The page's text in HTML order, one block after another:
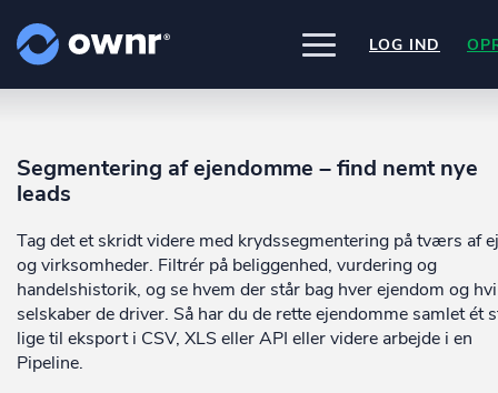
PRODUKTER
ownr Insights
ownr Ajour
Hold dig opdateret og compliant
ownr Pipeline
Sæt strøm til dit nysalg
Bygnings- og Boligregisteret
Geodatastyrelsen
Vurderingsstyrelsen
Danmarks adresser
Mange flere på vej
INTEGRATIONER
Pipedrive
Kommer snart
ownr API
Kun fantasien sætter grænsen
Data i begge retninger
Ownr opdatere ikke bare dine
systemer, vi giver dig også
arbejde med dine kunder i vores
innovative produkter somPipeline
Ajour.
PRISER
OM OWNR
LOG IND
Segmentering af ejendomme – find nemt nye
leads
Tag det et skridt videre med krydssegmentering på tværs af
og virksomheder. Filtrér på beliggenhed, vurdering og
handelshistorik, og se hvem der står bag hver ejendom og
selskaber de driver. Så har du de rette ejendomme samlet ét
lige til eksport i CSV, XLS eller API eller videre arbejde i en
Pipeline.